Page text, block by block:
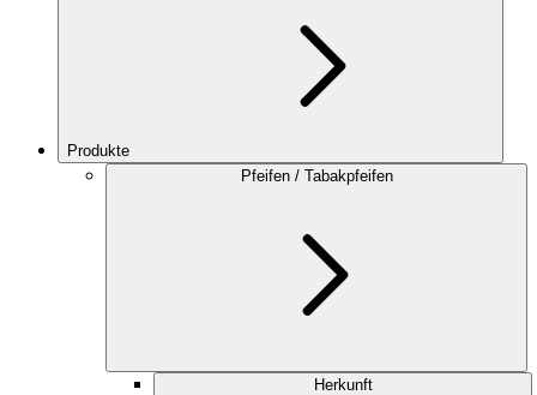
Produkte
Pfeifen / Tabakpfeifen
Herkunft